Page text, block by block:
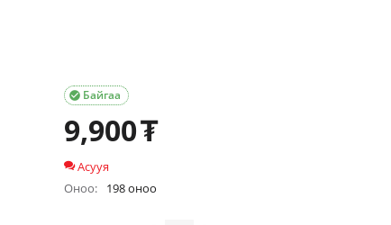
Байгаа

9,900₮
Асууя
Оноо:
198 оноо